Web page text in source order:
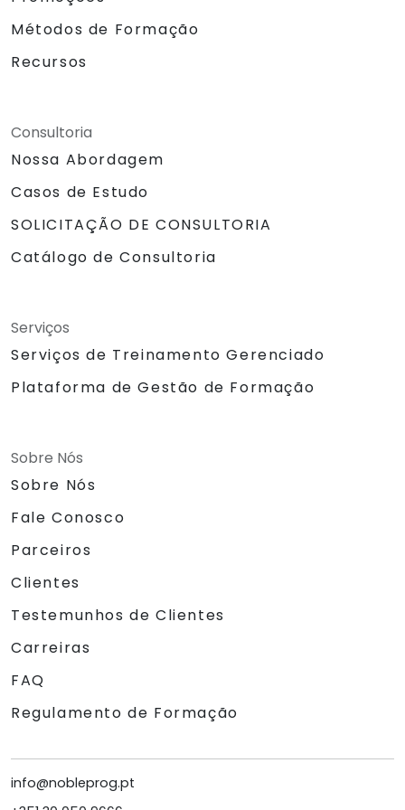
Métodos de Formação
Recursos
Consultoria
Nossa Abordagem
Casos de Estudo
SOLICITAÇÃO DE CONSULTORIA
Catálogo de Consultoria
Serviços
Serviços de Treinamento Gerenciado
Plataforma de Gestão de Formação
Sobre Nós
Sobre Nós
Fale Conosco
Parceiros
Clientes
Testemunhos de Clientes
Carreiras
FAQ
Regulamento de Formação
info@nobleprog.pt